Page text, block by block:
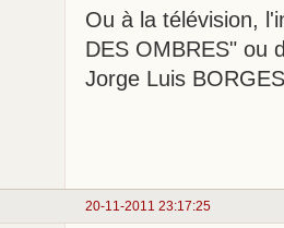
Ou à la télévision,
DES OMBRES" ou
Jorge Luis
20-11-2011 23:17:25